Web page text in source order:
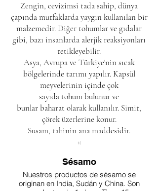
Zengin, cevizimsi tada sahip, dünya
çapında mutfaklarda yaygın kullanılan bir
malzemedir. Diğer tohumlar ve gıdalar
gibi, bazı insanlarda alerjikreaksiyonları
tetikleyebilir.
Asya, Avrupa ve Türkiye'nin sıcak
bölgelerinde tarımı yapılır. Kapsül
meyvelerinin içinde çok
sayıda tohumbulunur ve
bunlarbaharat olarak kullanılır. Simit,
çörek üzerlerine konur.
Susam, tahinin ana maddesidir.
Sésamo
Nuestros productos de sésamo se
originan en India, Sudán y China. Son